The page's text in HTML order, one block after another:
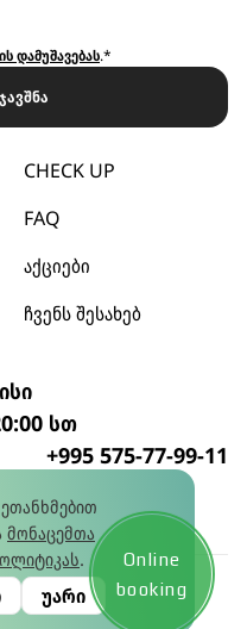
მონაცემთა
.
უარი
დამუშავებას.*
CHECK UP
FAQ
აქციები
ჩვენს შესახებ
სთ
+995 575-77-99-11
© 2026
ლიცენზია
Online
booking